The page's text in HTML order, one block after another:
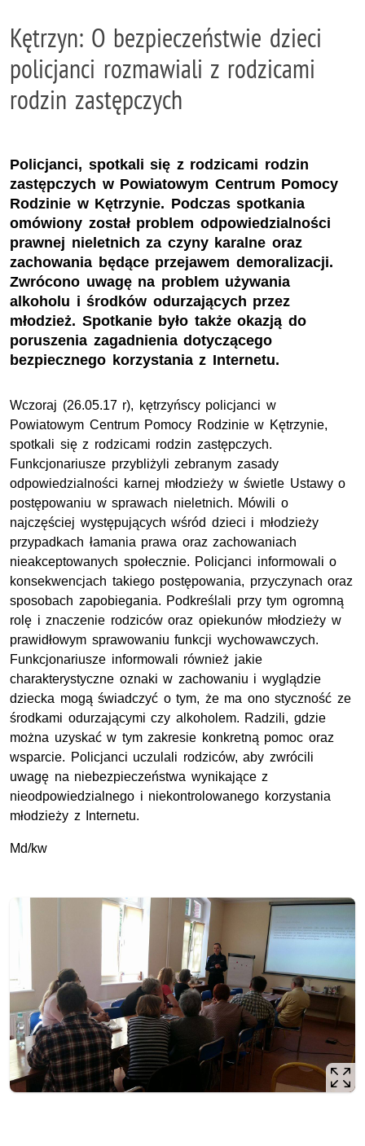
Kętrzyn: O bezpieczeństwie dzieci
policjanci rozmawiali z rodzicami
rodzin zastępczych
Policjanci, spotkali się z rodzicami rodzin
zastępczych w Powiatowym Centrum Pomocy
Rodzinie w Kętrzynie. Podczas spotkania
omówiony został problem odpowiedzialności
prawnej nieletnich za czyny karalne oraz
zachowania będące przejawem demoralizacji.
Zwrócono uwagę na problem używania
alkoholu i środków odurzających przez
młodzież. Spotkanie było także okazją do
poruszenia zagadnienia dotyczącego
bezpiecznego korzystania z Internetu.
Wczoraj (26.05.17 r), kętrzyńscy policjanci w
Powiatowym Centrum Pomocy Rodzinie w Kętrzynie,
spotkali się z rodzicami rodzin zastępczych.
Funkcjonariusze przybliżyli zebranym zasady
odpowiedzialności karnej młodzieży w świetle Ustawy o
postępowaniu w sprawach nieletnich. Mówili o
najczęściej występujących wśród dzieci i młodzieży
przypadkach łamania prawa oraz zachowaniach
nieakceptowanych społecznie. Policjanci informowali o
konsekwencjach takiego postępowania, przyczynach oraz
sposobach zapobiegania. Podkreślali przy tym ogromną
rolę i znaczenie rodziców oraz opiekunów młodzieży w
prawidłowym sprawowaniu funkcji wychowawczych.
Funkcjonariusze informowali również jakie
charakterystyczne oznaki w zachowaniu i wyglądzie
dziecka mogą świadczyć o tym, że ma ono styczność ze
środkami odurzającymi czy alkoholem. Radzili, gdzie
można uzyskać w tym zakresie konkretną pomoc oraz
wsparcie. Policjanci uczulali rodziców, aby zwrócili
uwagę na niebezpieczeństwa wynikające z
nieodpowiedzialnego i niekontrolowanego korzystania
młodzieży z Internetu.
Md/kw